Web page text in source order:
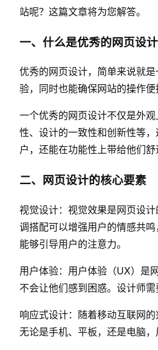
站呢？这篇文章将为您解答。
一、什么是优秀的网页设计
优秀的网页设计，简单来说就
验，同时也能确保网站的操作
一个优秀的网页设计不仅是外
性、设计的一致性和创新性等
户，还能在功能性上带给他们舒
二、网页设计的核心要素
视觉设计：视觉效果是网页设
调搭配可以增强用户的情感共
能够引导用户的注意力。
用户体验：用户体验（UX）是
不会让他们感到困惑。设计师
响应式设计：随着移动互联网
无论是手机、平板，还是电脑